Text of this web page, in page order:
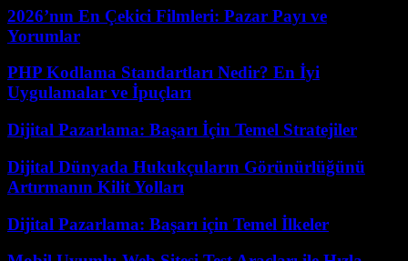
2026’nın En Çekici Filmleri: Pazar Payı ve
Yorumlar
PHP Kodlama Standartları Nedir? En İyi
Uygulamalar ve İpuçları
Dijital Pazarlama: Başarı İçin Temel Stratejiler
Dijital Dünyada Hukukçuların Görünürlüğünü
Artırmanın Kilit Yolları
Dijital Pazarlama: Başarı için Temel İlkeler